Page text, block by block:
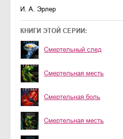
И. А. Эрлер
КНИГИ ЭТОЙ СЕРИИ:
Смертельный след
Смертельная месть
Смертельная боль
Смертельная месть